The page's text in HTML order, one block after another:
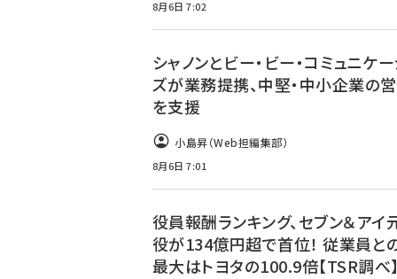
8月6日 7:02
シャノンとビー・ビー・コミュニケ
ズが業務提携、中堅・中小企業の
を支援
小島昇（Web担編集部）
8月6日 7:01
役員報酬ランキング、セブン＆アイ
役が134億円超で首位！ 従業員と
最大はトヨタの100.9倍【TSR調べ